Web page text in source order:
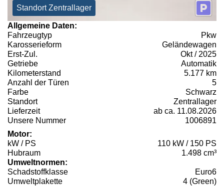
Standort Zentrallager
Allgemeine Daten:
Fahrzeugtyp
Pkw
Karosserieform
Geländewagen
Erst-Zul.
Okt / 2025
Getriebe
Automatik
Kilometerstand
5.177 km
Anzahl der Türen
5
Farbe
Schwarz
Standort
Zentrallager
Lieferzeit
ab ca. 11.08.2026
Unsere Nummer
1006891
Motor:
kW / PS
110 kW / 150 PS
Hubraum
1.498 cm³
Umweltnormen:
Schadstoffklasse
Euro6
Umweltplakette
4 (Green)